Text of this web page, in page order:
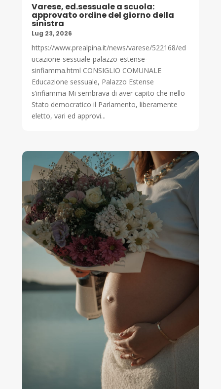
Varese, ed.sessuale a scuola:
approvato ordine del giorno della
sinistra
Lug 23, 2026
https://www.prealpina.it/news/varese/522168/ed
ucazione-sessuale-palazzo-estense-
sinfiamma.html CONSIGLIO COMUNALE
Educazione sessuale, Palazzo Estense
s’infiamma Mi sembrava di aver capito che nello
Stato democratico il Parlamento, liberamente
eletto, vari ed approvi...